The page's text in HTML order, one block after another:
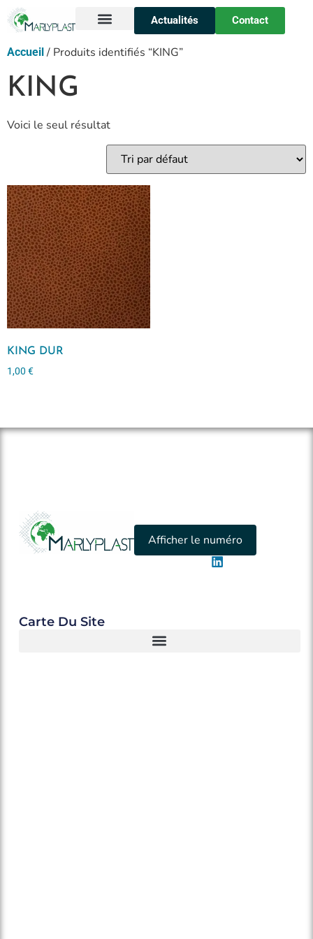
Actualités Contact
Accueil / Produits identifiés “KING”
KING
Voici le seul résultat
KING DUR
1,00 €
Afficher le numéro
Carte Du Site